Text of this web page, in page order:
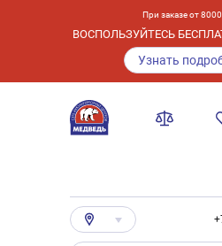
При заказе от
ВОСПОЛЬЗУЙТЕСЬ
Узнать